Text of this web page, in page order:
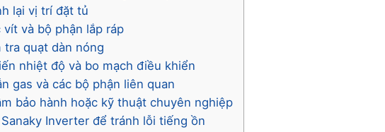
lại vị trí đặt tủ
và bộ phận lắp ráp
tra quạt dàn nóng
nhiệt độ và bo mạch điều khiển
gas và các bộ phận liên quan
bảo hành hoặc kỹ thuật chuyên nghiệp
Inverter để tránh lỗi tiếng ồn